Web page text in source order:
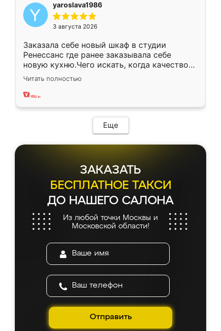
yaroslava1986
3 августа 2026
Заказала себе новый шкаф в студии
Ренессанс где ранее заказывала себе
новую кухню.Чего искать, когда качеством
вполне довольна. Служит кухня уже почти
два года, нареканий нет.
Читать полностью
Еще
ЗАКАЗАТЬ
БЕСПЛАТНОЕ ТАКСИ
ДО НАШЕГО САЛОНА
Из любой точки Москвы и
Московской области!
Отправить